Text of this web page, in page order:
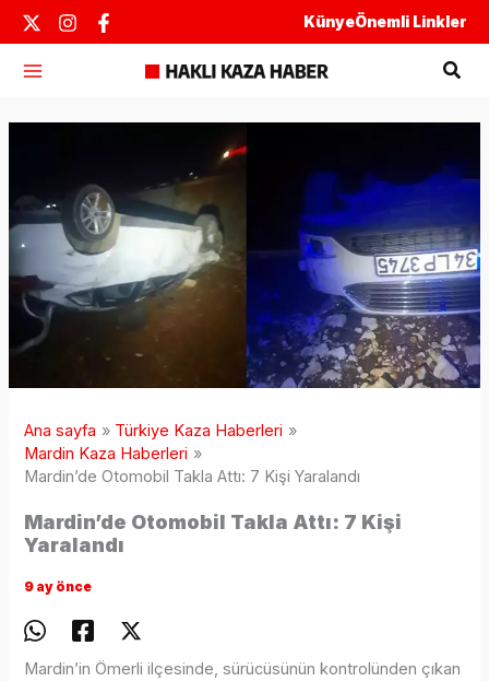
İçeriğe
atla
KünyeÖnemli Linkler
Ana sayfa
Türkiye Kaza Haberleri
Mardin Kaza Haberleri
Mardin’de Otomobil Takla Attı: 7 Kişi Yaralandı
Mardin’de Otomobil Takla Attı: 7 Kişi
Yaralandı
9 ay önce
Mardin’in Ömerli ilçesinde, sürücüsünün kontrolünden çıkan